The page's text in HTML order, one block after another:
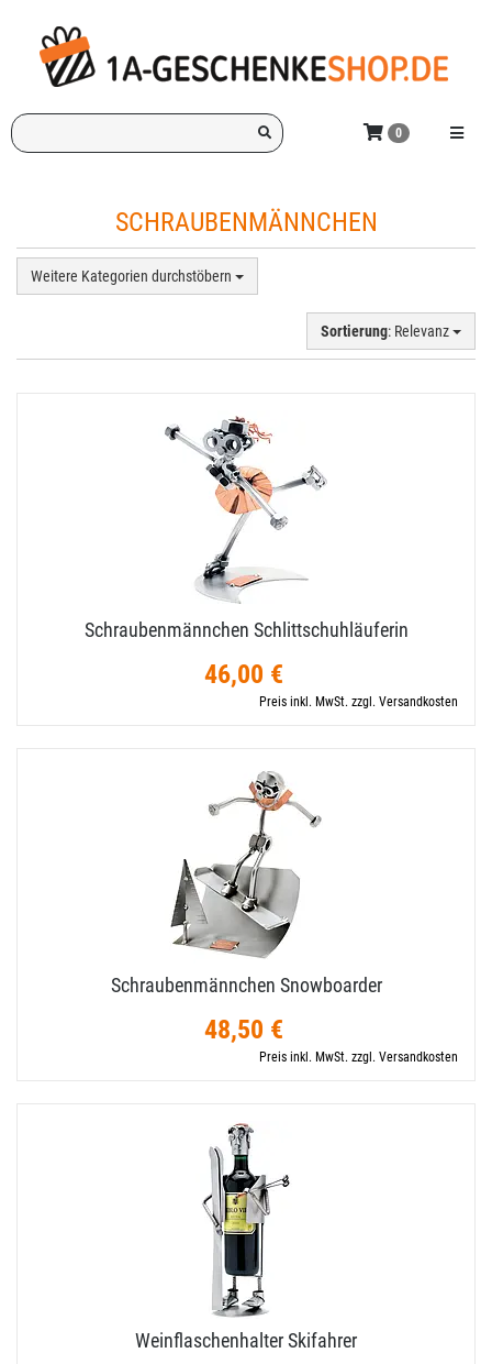
Hauptinhalt
springen
Ich
suche
Menü
0
SCHRAUBENMÄNNCHEN
Weitere Kategorien durchstöbern
Sortierung: Relevanz
Schraubenmännchen Schlittschuhläuferin
46,00 €
Preis inkl. MwSt. zzgl. Versandkosten
Schraubenmännchen Snowboarder
48,50 €
Preis inkl. MwSt. zzgl. Versandkosten
Weinflaschenhalter Skifahrer